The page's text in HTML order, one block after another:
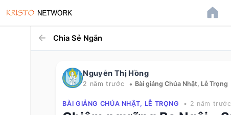
Chia Sẻ Ngắn
Nguyễn Thị Hồng
2 năm trước • Bài giảng Chúa Nhật, Lễ Trọng
BÀI GIẢNG CHÚA NHẬT, LỄ TRỌNG • 2 năm trước